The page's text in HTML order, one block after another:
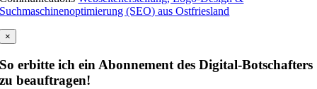
Suchmaschinenoptimierung (SEO) aus Ostfriesland
×
So erbitte ich ein Abonnement des Digital-Botschafters
zu beauftragen!